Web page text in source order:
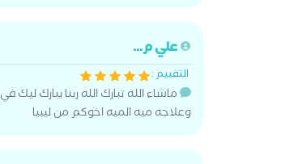
علي م...
التقييم :
ماشاء الله تبارك الله ربنا يبارك
وعلاجه ميه الميه اخوكم من ليبيا